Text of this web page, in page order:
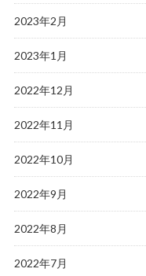
2023年2月
2023年1月
2022年12月
2022年11月
2022年10月
2022年9月
2022年8月
2022年7月